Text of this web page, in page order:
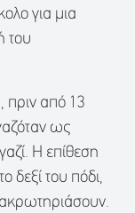
για μια
του
πριν από 13
ως
Η επίθεση
δεξί του πόδι,
ακρωτηριάσουν.